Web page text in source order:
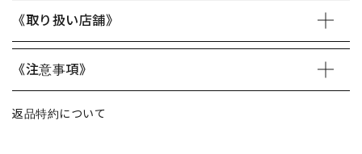
《取り扱い店舗》
《注意事項》
返品特約について